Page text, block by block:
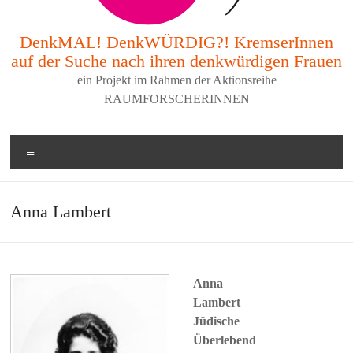
DenkMAL! DenkWÜRDIG?! KremserInnen
auf der Suche nach ihren denkwürdigen Frauen
ein Projekt im Rahmen der Aktionsreihe
RAUMFORSCHERINNEN
Anna Lambert
Anna
Lambert
Jüdische
Überlebend